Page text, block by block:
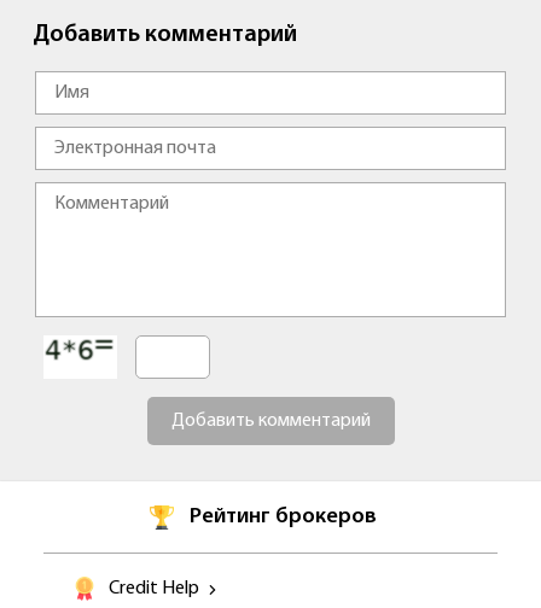
Добавить комментарий
Добавить комментарий
Рейтинг брокеров
Credit Help